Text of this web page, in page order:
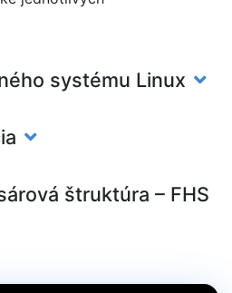
systému Linux
štruktúra – FHS